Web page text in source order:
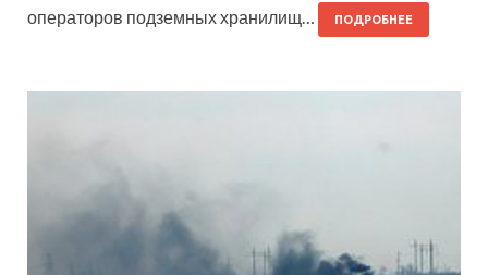
операторов подземных хранилищ…
ПОДРОБНЕЕ